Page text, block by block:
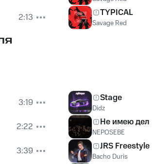
2:13
TYPICAL
Savage Red
3:19
2:22
3:39
Stage
Didz
Не имею дел
NEPOSEBE
JRS Freestyle
Bacho Duris